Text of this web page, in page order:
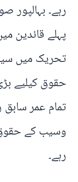
رہے۔
پہلے قائدین
تحریک میں
حقوق کیلیے
تمام عمر سابق
وسیب کے حقوق
رہے۔